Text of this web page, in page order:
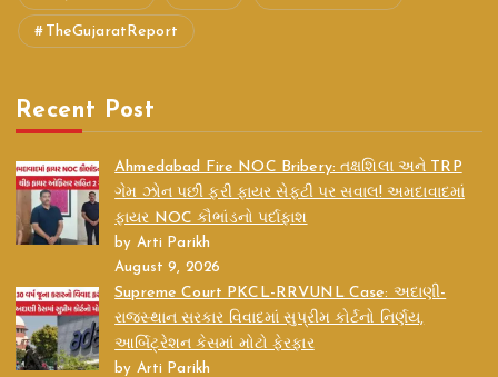
TheGujaratReport
Recent Post
Ahmedabad Fire NOC Bribery: તક્ષશિલા અને TRP
ગેમ ઝોન પછી ફરી ફાયર સેફ્ટી પર સવાલ! અમદાવાદમાં
ફાયર NOC કૌભાંડનો પર્દાફાશ
by Arti Parikh
August 9, 2026
Supreme Court PKCL-RRVUNL Case: અદાણી-
રાજસ્થાન સરકાર વિવાદમાં સુપ્રીમ કોર્ટનો નિર્ણય,
આર્બિટ્રેશન કેસમાં મોટો ફેરફાર
by Arti Parikh